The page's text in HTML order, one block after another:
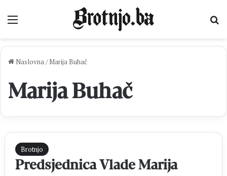
Naslovna/ Marija Buhač
Marija Buhač
Brotnjo
Predsjednica Vlade Marija